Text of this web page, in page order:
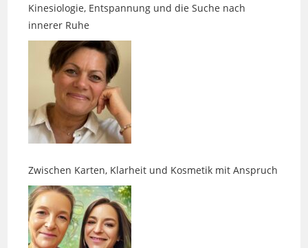
Zwischen Karten, Klarheit und Kosmetik mit Anspruch